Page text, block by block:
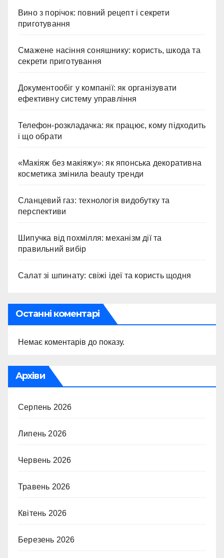
Вино з порічок: повний рецепт і секрети
приготування
Смажене насіння соняшнику: користь, шкода та
секрети приготування
Документообіг у компанії: як організувати
ефективну систему управління
Телефон-розкладачка: як працює, кому підходить
і що обрати
«Макіяж без макіяжу»: як японська декоративна
косметика змінила beauty тренди
Сланцевий газ: технологія видобутку та
перспективи
Шипучка від похмілля: механізм дії та
правильний вибір
Салат зі шпинату: свіжі ідеї та користь щодня
Останні коментарі
Немає коментарів до показу.
Архіви
Серпень 2026
Липень 2026
Червень 2026
Травень 2026
Квітень 2026
Березень 2026